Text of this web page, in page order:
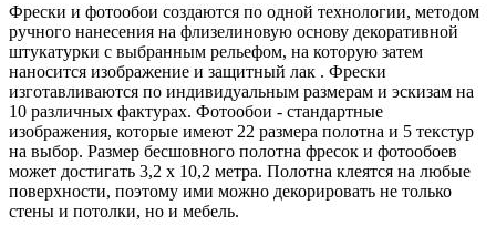
Фрески и фотообои создаются по одной технологии, методом
ручного нанесения на флизелиновую основу декоративной
штукатурки с выбранным рельефом, на которую затем
наносится изображение и защитный лак . Фрески
изготавливаются по индивидуальным размерам и эскизам на
10 различных фактурах. Фотообои - стандартные
изображения, которые имеют 22 размера полотна и 5 текстур
на выбор. Размер бесшовного полотна фресок и фотообоев
может достигать 3,2 х 10,2 метра. Полотна клеятся на любые
поверхности, поэтому ими можно декорировать не только
стены и потолки, но и мебель.